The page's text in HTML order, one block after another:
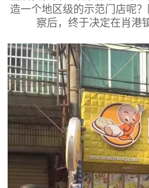
造一个地区级的示范门店呢
察后，终于决定在肖港